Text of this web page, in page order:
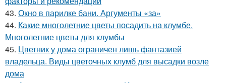
43. Окно в парилке бани. Аргументы «за»
44. Какие многолетние цветы посадить на клумбе.
Многолетние цветы для клумбы
45. Цветник у дома ограничен лишь фантазией
владельца. Виды цветочных клумб для высадки возле
дома